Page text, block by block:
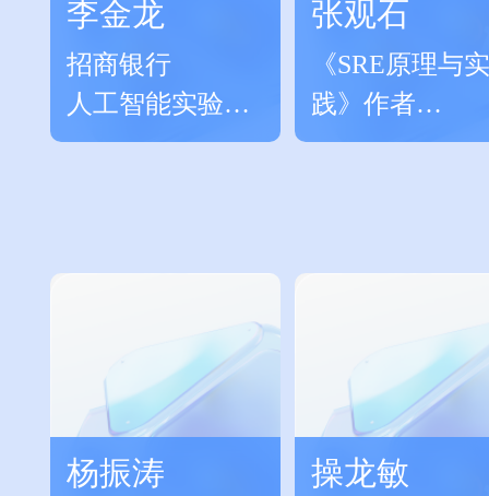
李金龙
招商银行
人工智能实验室
主任
张观石
《SRE原理与实
践》作者
前虎牙运维架
杨振涛 操龙敏